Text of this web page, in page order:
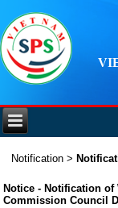
Notification >
Notice - Notification of
Commission Council